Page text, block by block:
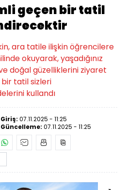
geçen bir tatil
ara tatile ilişkin öğrencilere
okuyarak, yaşadığınız
doğal güzelliklerini ziyaret
tatil sizleri
kullandı
Giriş: 07.11.2025 - 11:25
Güncelleme: 07.11.2025 - 11:25